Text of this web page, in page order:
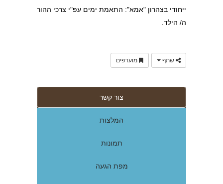
ייחודי בצהרון "אמא": התאמת ימים עפ"י צרכי ההור
ה/ הילד.
שתף מועדפים
צור קשר
המלצות
תמונות
מפת הגעה